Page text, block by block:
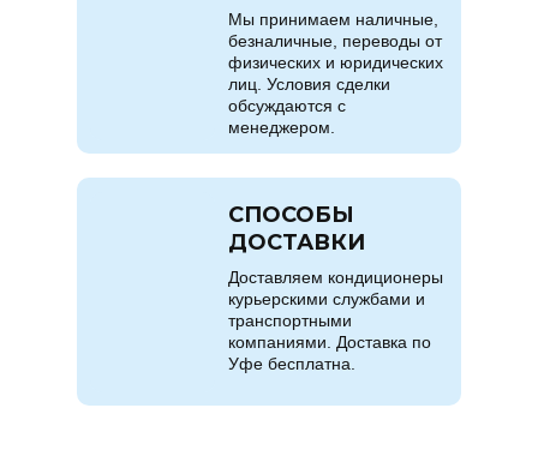
Мы принимаем наличные,
безналичные, переводы от
физических и юридических
лиц. Условия сделки
обсуждаются с
менеджером.
Доставляем кондиционеры
курьерскими службами и
транспортными
компаниями. Доставка по
Уфе бесплатна.
СПОСОБЫ
ДОСТАВКИ